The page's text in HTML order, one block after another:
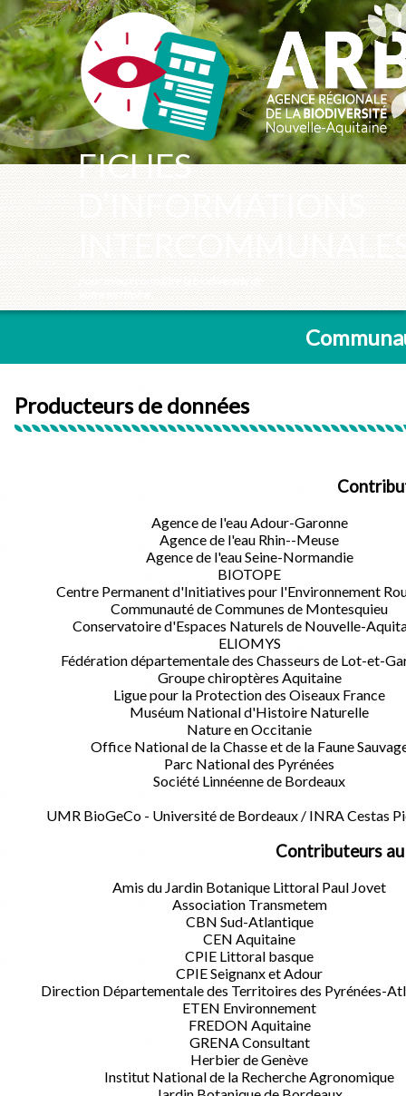
FICHES
Producteurs de données
Agence de l'eau Adour-Garonne
Agence de l'eau Rhin--Meuse
Agence de l'eau Seine-Normandie
BIOTOPE
Centre Permanent d'Initiatives pour l'Environnement
Communauté de Communes de Montesquieu
Conservatoire d'Espaces Naturels de Nouvelle-
ELIOMYS
Fédération départementale des Chasseurs de Lot-et-
Groupe chiroptères Aquitaine
Ligue pour la Protection des Oiseaux France
Muséum National d'Histoire Naturelle
Nature en Occitanie
Office National de la Chasse et de la Faune
Parc National des Pyrénées
Société Linnéenne de Bordeaux
UMR BioGeCo - Université de Bordeaux / INRA Cestas
Contributeurs
Amis du Jardin Botanique Littoral Paul Jovet
Association Transmetem
CBN Sud-Atlantique
CEN Aquitaine
CPIE Littoral basque
CPIE Seignanx et Adour
Direction Départementale des Territoires des Pyrénées-
ETEN Environnement
FREDON Aquitaine
GRENA Consultant
Herbier de Genève
Institut National de la Recherche Agronomique
Panneau de gestion des cookies